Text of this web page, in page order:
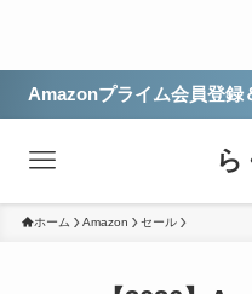
Amazonプライム会員登録
ら
ホーム Amazon セール